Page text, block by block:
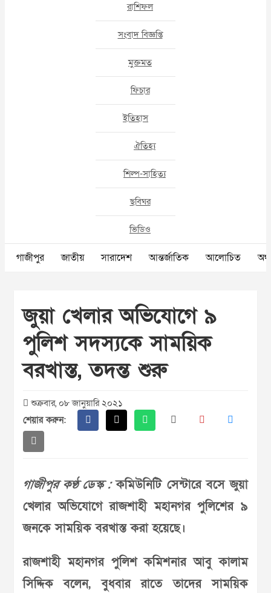
রাশিফল
সংবাদ বিজ্ঞপ্তি
মুক্তমত
ফিচার
ইতিহাস
ঐতিহ্য
শিল্প-সাহিত্য
ছবিঘর
ভিডিও
গাজীপুর জাতীয় সারাদেশ আন্তর্জাতিক আলোচিত
জুয়া খেলার অভিযোগে ৯
পুলিশ সদস্যকে সাময়িক
বরখাস্ত, তদন্ত শুরু
শুক্রবার, ০৮ জানুয়ারি ২০২১
শেয়ার করুন:
গাজীপুর কণ্ঠ ডেস্ক :কমিউনিটি সেন্টারে বসে জুয়া
খেলার অভিযোগে রাজশাহী মহানগর পুলিশের ৯
জনকে সাময়িক বরখাস্ত করা হয়েছে।
রাজশাহী মহানগর পুলিশ কমিশনার আবু কালাম
সিদ্দিক বলেন, বুধবার রাতে তাদের সাময়িক